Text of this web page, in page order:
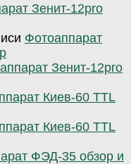
Зенит-12pro
Фотоаппарат
Зенит-12pro
Киев-60 TTL
Киев-60 TTL
ФЭД-35 обзор и